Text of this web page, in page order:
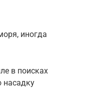
иногда
в поисках
насадку